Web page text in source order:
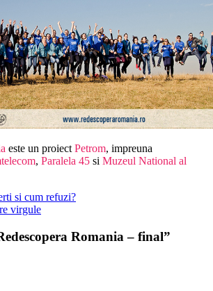
este un proiect Petrom, impreuna
, Paralela 45 si Muzeul National al
si cum refuzi?
virgule
Romania – final”